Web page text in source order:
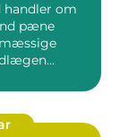
handler om
pæne